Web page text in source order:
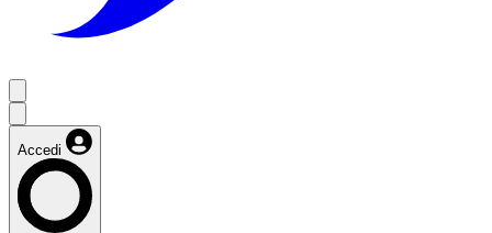
Accedi